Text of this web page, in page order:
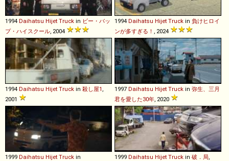
1994 Daihatsu Hijet Truck in ビー・バッ
プ・ハイスクール, 2004
1994 Daihatsu Hijet Truck in 負けヒロイ
ンが多すぎる！ , 2024
1994 Daihatsu Hijet Truck in 殺し屋1,
2001
1997 Daihatsu Hijet Truck in 弥生、三月
君を愛した30年, 2020
1999 Daihatsu Hijet Truck in 1999 Daihatsu Hijet Truck in 破．局,